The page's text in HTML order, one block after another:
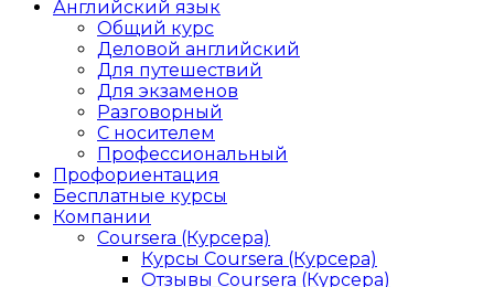
Английский язык
Общий курс
Деловой английский
Для путешествий
Для экзаменов
Разговорный
С носителем
Профессиональный
Профориентация
Бесплатные курсы
Компании
Coursera (Курсера)
Курсы Coursera (Курсера)
Отзывы Coursera (Курсера)